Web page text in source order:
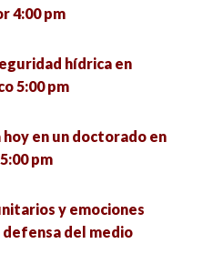
impacto social en el
de investigación
7:00 pm
4:00 pm
hídrica en
5:00 pm
en un doctorado en
pm
y emociones
del medio